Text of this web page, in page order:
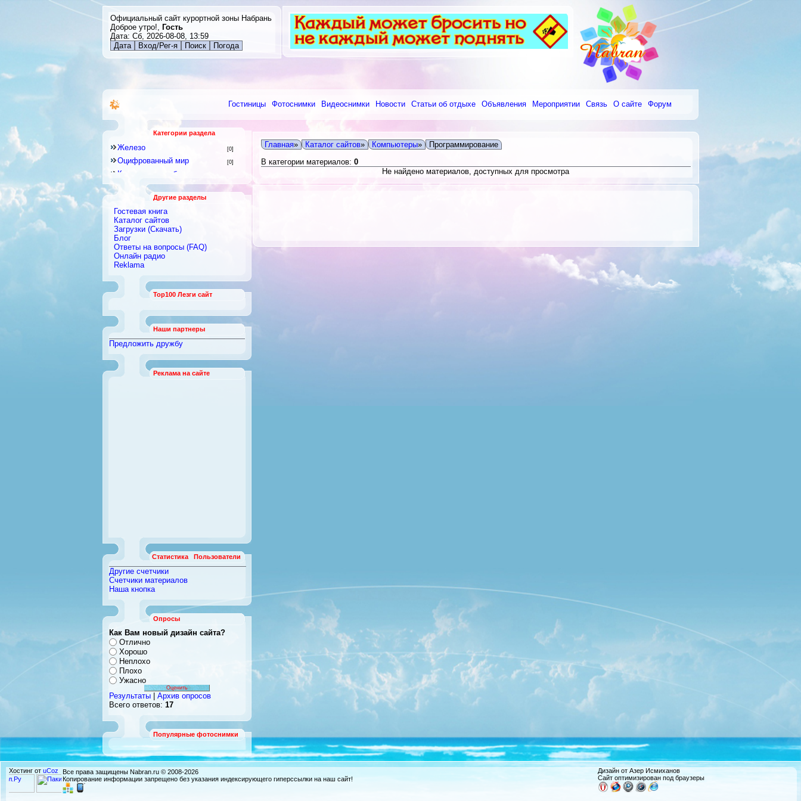
Официальный сайт курортной зоны Набрань
Доброе утро!, Гость
Дата: Сб, 2026-08-08, 13:59
Дата
Вход/Рег-я Поиск Погода
Гостиницы Фотоснимки Видеоснимки Новости Статьи об отдыхе Объявления Мероприятии Связь О сайте Форум
Категории раздела
Железо [0]
Оцифрованный мир [0]
Компьютерная безопасность
Периферия [0]
Компьютерная документация
Программирование
Компьютерные онлайн форумы
Программное обеспечение
Мобильные ПК
Сети [0]
Другие разделы
Гостевая книга
Каталог сайтов
Загрузки (Скачать)
Блог
Ответы на вопросы (FAQ)
Онлайн радио
Reklama
Top100 Лезги сайт
Наши партнеры
Предложить дружбу
Реклама на сайте
Статистика Пользователи
Другие счетчики
Счетчики материалов
Наша кнопка
Опросы
Как Вам новый дизайн сайта?
Отлично
Хорошо
Неплохо
Плохо
Ужасно
Результаты
Архив опросов
Всего ответов: 17
Популярные фотоснимки
Главная» Каталог сайтов» Компьютеры»
Программирование
В категории материалов: 0
Не найдено материалов, доступных для просмотра
Хостинг от uCoz
Все права защищены Nabran.ru © 2008-2026
Копирование информации запрещено без указания индексирующего гиперссылки на наш сайт!
Дизайн от Азер Исмиханов
Сайт оптимизирован под браузеры